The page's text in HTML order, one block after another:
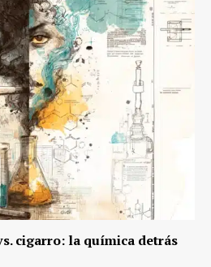
cigarro: la química detrás